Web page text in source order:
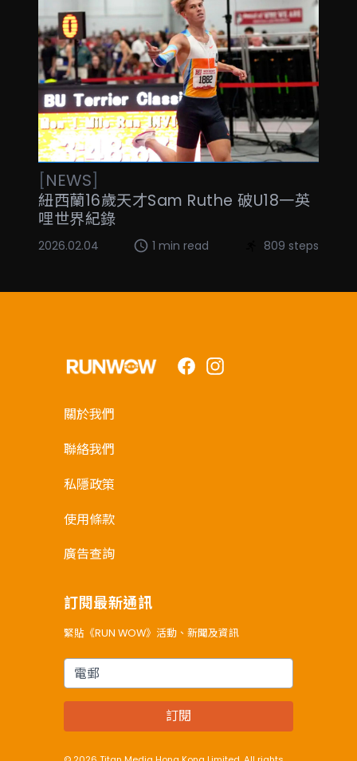
[NEWS]
紐西蘭16歲天才Sam Ruthe 破U18一英
哩世界紀錄
2026.02.04 1 min read 809 steps
FacebookInstagram
關於我們
聯絡我們
私隱政策
使用條款
廣告查詢
訂閱最新通訊
緊貼《RUN WOW》活動、新聞及資訊
電郵
訂閱